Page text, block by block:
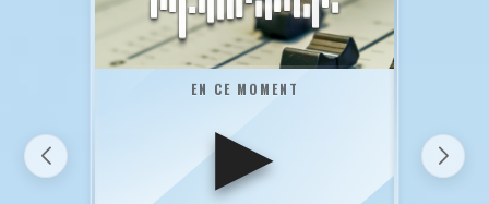
EN CE MOMENT
▶